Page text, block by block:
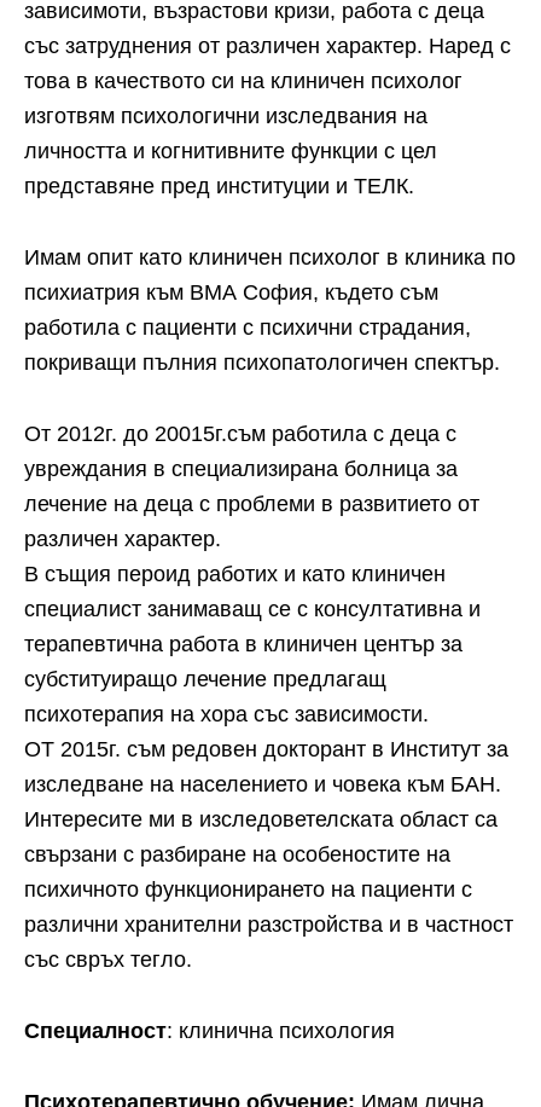
зависимоти, възрастови кризи, работа с деца
със затруднения от различен характер. Наред с
това в качеството си на клиничен психолог
изготвям психологични изследвания на
личността и когнитивните функции с цел
представяне пред институции и ТЕЛК.
Имам опит като клиничен психолог в клиника по
психиатрия към ВМА София, където съм
работила с пациенти с психични страдания,
покриващи пълния психопатологичен спектър.
От 2012г. до 20015г.съм работила с деца с
увреждания в специализирана болница за
лечение на деца с проблеми в развитието от
различен характер.
В същия пероид работих и като клиничен
специалист занимаващ се с консултативна и
терапевтична работа в клиничен център за
субституиращо лечение предлагащ
психотерапия на хора със зависимости.
ОТ 2015г. съм редовен докторант в Институт за
изследване на населението и човека към БАН.
Интересите ми в изследоветелската област са
свързани с разбиране на особеностите на
психичното функционирането на пациенти с
различни хранителни разстройства и в частност
със свръх тегло.
Специалност: клинична психология
Психотерапевтично обучение: Имам лична